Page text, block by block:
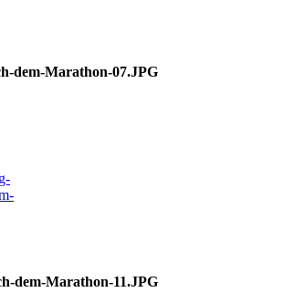
dem-Marathon-07.JPG
dem-Marathon-11.JPG